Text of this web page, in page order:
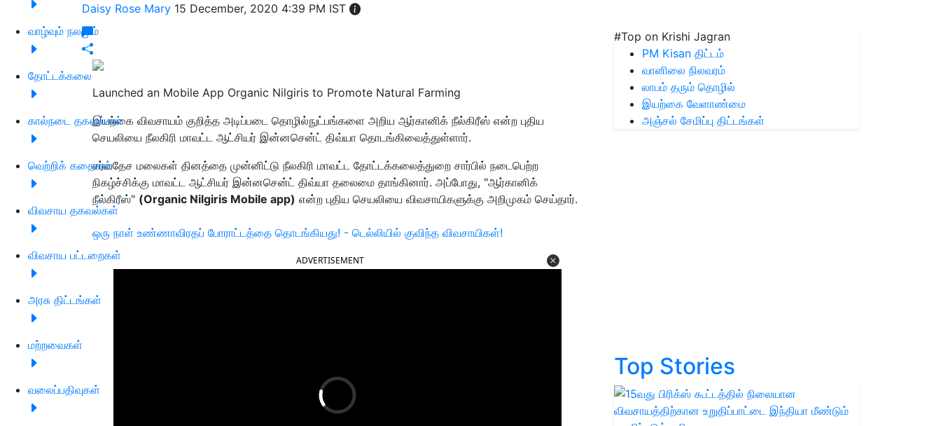
வாழ்வும் நலமும்
தோட்டக்கலை
கால்நடை தகவல்கள்
வெற்றிக் கதைகள்
விவசாய தகவல்கள்
விவசாய பட்டறைகள்
அரசு திட்டங்கள்
மற்றவைகள்
வலைப்பதிவுகள்
Daisy Rose Mary 15 December, 2020 4:39 PM IST
Launched an Mobile App Organic Nilgiris to Promote Natural Farming
இயற்கை விவசாயம் குறித்த அடிப்படை தொழில்நுட்பங்களை அறிய ஆர்கானிக் நீல்கிரீஸ் என்ற புதிய
செயலியை நீலகிரி மாவட்ட ஆட்சியர் இன்னசென்ட் திவ்யா தொடங்கிவைத்துள்ளார்.
சர்வதேச மலைகள் தினத்தை முன்னிட்டு நீலகிரி மாவட்ட தோட்டக்கலைத்துறை சார்பில் நடைபெற்ற
நிகழ்ச்சிக்கு மாவட்ட ஆட்சியர் இன்னசென்ட் திவ்யா தலைமை தாங்கினார். அப்போது, "ஆர்கானிக்
நீல்கிரீஸ்" (Organic Nilgiris Mobile app) என்ற புதிய செயலியை விவசாயிகளுக்கு அறிமுகம் செய்தார்.
ஒரு நாள் உண்ணாவிரதப் போராட்டத்தை தொடங்கியது! - டெல்லியில் குவிந்த விவசாயிகள்!
ADVERTISEMENT
#Top on Krishi Jagran
PM Kisan திட்டம்
வானிலை நிலவரம்
லாபம் தரும் தொழில்
இயற்கை வேளாண்மை
அஞ்சல் சேமிப்பு திட்டங்கள்
Top Stories